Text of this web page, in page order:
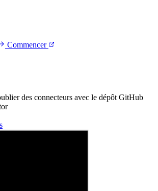
Commencer
des connecteurs avec le dépôt GitHub